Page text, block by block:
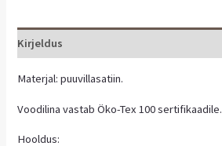
Kirjeldus
Materjal: puuvillasatiin.
Voodilina vastab Öko-Tex 100 sertifikaadile.
Hooldus: